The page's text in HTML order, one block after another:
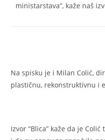
ministarstava”, kaže naš
Na spisku je i Milan Colić,
plastičnu, rekonstruktivnu i
Izvor “Blica” kaže da je